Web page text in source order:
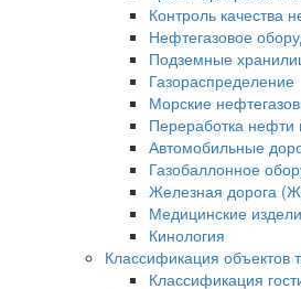
Контроль качества
Нефтегазовое
Подземные
Газораспределение
Морские
Переработка нефти
Автомобильные
Газобаллонное
Железная дорога
Медицинские
Кинология
Классификация объектов
Классификация